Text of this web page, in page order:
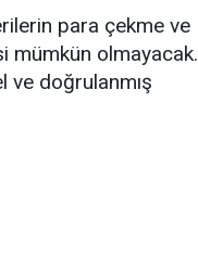
para çekme ve
mümkün olmayacak.
ve doğrulanmış